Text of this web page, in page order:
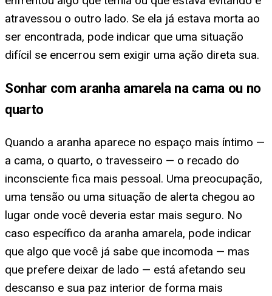
atravessou o outro lado. Se ela já estava morta ao
ser encontrada, pode indicar que uma situação
difícil se encerrou sem exigir uma ação direta sua.
Sonhar com aranha amarela na cama ou no
quarto
Quando a aranha aparece no espaço mais íntimo —
a cama, o quarto, o travesseiro — o recado do
inconsciente fica mais pessoal. Uma preocupação,
uma tensão ou uma situação de alerta chegou ao
lugar onde você deveria estar mais seguro. No
caso específico da aranha amarela, pode indicar
que algo que você já sabe que incomoda — mas
que prefere deixar de lado — está afetando seu
descanso e sua paz interior de forma mais